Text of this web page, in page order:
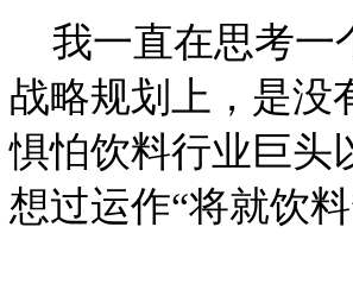
我一直在思考一
战略规划上，是没
惧怕饮料行业巨头
想过运作“将就饮料